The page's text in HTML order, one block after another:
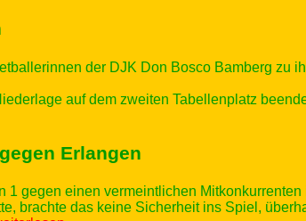
der DJK Don Bosco Bamberg
auf dem zweiten Tabellenplatz
Erlangen
gegen einen vermeintlichen
brachte das keine Sicherheit ins Spiel,